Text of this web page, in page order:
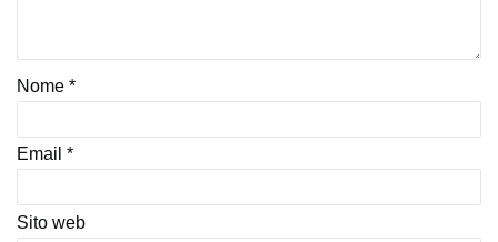
Nome *
Email *
Sito web